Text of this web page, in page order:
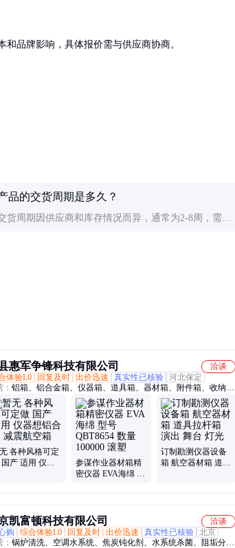
品牌影响，具体报价需与供应商协商。
品的交货周期是多久？
货周期因供应商和库存情况而异，通常为2-8周，需与
惠军争锋科技有限公司
洽谈
体验L0
回复及时 出价迅速 真实性已核验 河北保定
铝箱、铝合金箱、仪器箱、道具箱、器材箱、附件箱、收纳
航空箱、工具箱、电子仪表箱、实验仪器包装箱、消防器材箱、
作业箱、侦查作业箱、勘测仪器包装箱、仪器仪表箱、乐器包装
舞台道具箱、服装道具箱、运输储备箱、通讯设备箱、五金工具
铝合金航空箱、产品展示箱、物资器材箱
各种风格可定
产 适用 仪器
参谋作业器材箱精
密仪器 EVA海绵 型
订制勘测仪器设备
箱 航空器材箱 道具
凯富顿科技有限公司
洽谈
购
综合体验L0 回复及时 出价迅速 真实性已核验 北京
锅炉清洗、空调水系统、焦炭钝化剂、水系统杀菌、阻垢分散